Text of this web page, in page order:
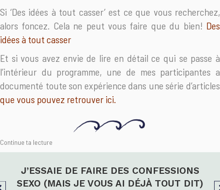
Si ‘Des idées à tout casser’ est ce que vous recherchez,
alors foncez. Cela ne peut vous faire que du bien! Des
idées à tout casser
Et si vous avez envie de lire en détail ce qui se passe à
l’intérieur du programme, une de mes participantes a
documenté toute son expérience dans une série d’articles
que vous pouvez retrouver ici.
Continue ta lecture
J’ESSAIE DE FAIRE DES CONFESSIONS
SEXO (MAIS JE VOUS AI DÉJÀ TOUT DIT)